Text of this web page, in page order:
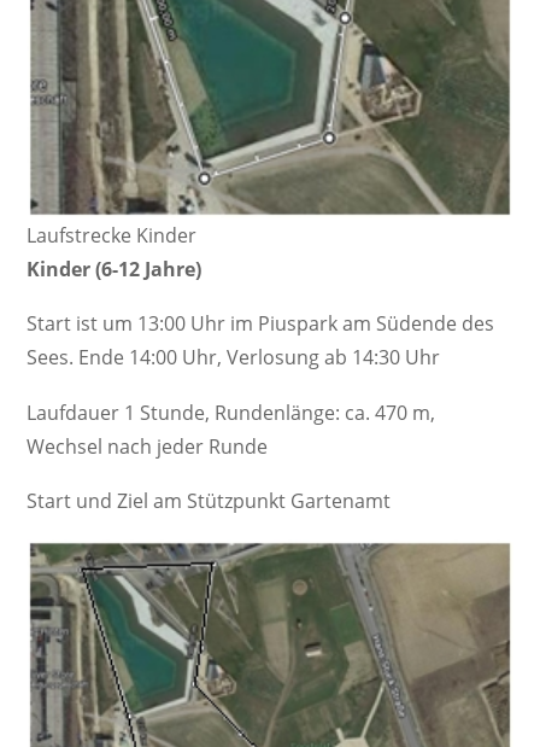
Laufstrecke Kinder
Kinder (6-12 Jahre)
Start ist um 13:00 Uhr im Piuspark am Südende des
Sees. Ende 14:00 Uhr, Verlosung ab 14:30 Uhr
Laufdauer 1 Stunde, Rundenlänge: ca. 470 m,
Wechsel nach jeder Runde
Start und Ziel am Stützpunkt Gartenamt